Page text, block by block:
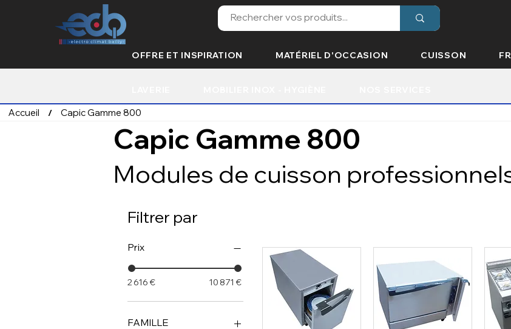
OFFRE ET INSPIRATION MATÉRIEL D'OCCASION CUISSON
Accueil / Capic Gamme 800
Capic Gamme 800
Modules de cuisson
Filtrer par
Prix
2 616 € 10 871 €
FAMILLE